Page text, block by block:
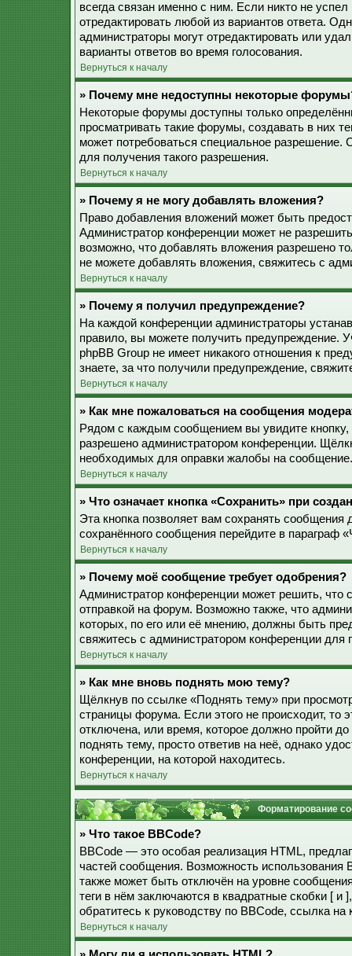
всегда связан именно с ним. Если никто не
отредактировать любой из вариантов ответа.
администраторы могут отредактировать или
варианты ответов во время голосования.
Вернуться к началу
» Почему мне недоступны некоторые
Некоторые форумы доступны только
просматривать такие форумы, создавать в них
может потребоваться специальное
для получения такого разрешения.
Вернуться к началу
» Почему я не могу добавлять вложения?
Право добавления вложений может быть
Администратор конференции может не
возможно, что добавлять вложения разрешено
не можете добавлять вложения, свяжитесь с
Вернуться к началу
» Почему я получил предупреждение?
На каждой конференции администраторы
правило, вы можете получить предупреждение.
phpBB Group не имеет никакого отношения к
знаете, за что получили предупреждение,
Вернуться к началу
» Как мне пожаловаться на сообщения
Рядом с каждым сообщением вы увидите
разрешено администратором конференции.
необходимых для оправки жалобы на сообщение.
Вернуться к началу
» Что означает кнопка «Сохранить» при
Эта кнопка позволяет вам сохранять сообщения
сохранённого сообщения перейдите в параграф
Вернуться к началу
» Почему моё сообщение требует одобрения?
Администратор конференции может решить, что
отправкой на форум. Возможно также, что
которых, по его или её мнению, должны быть
свяжитесь с администратором конференции
Вернуться к началу
» Как мне вновь поднять мою тему?
Щёлкнув по ссылке «Поднять тему» при
страницы форума. Если этого не происходит, то
отключена, или время, которое должно пройти
поднять тему, просто ответив на неё, однако
конференции, на которой находитесь.
Вернуться к началу
Форматирование
» Что такое BBCode?
BBCode — это особая реализация HTML,
частей сообщения. Возможность использования
также может быть отключён на уровне
теги в нём заключаются в квадратные скобки [
обратитесь к руководству по BBCode, ссылка
Вернуться к началу